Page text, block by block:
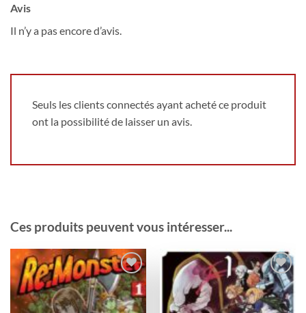
Avis
Il n’y a pas encore d’avis.
Seuls les clients connectés ayant acheté ce produit
ont la possibilité de laisser un avis.
Ces produits peuvent vous intéresser...
Ajouter
à la
wishlist
Ajouter
à la
wishlist